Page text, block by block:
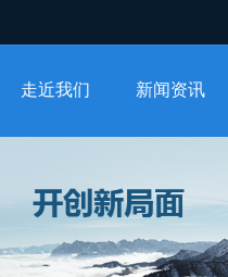
走近我们 新闻资讯